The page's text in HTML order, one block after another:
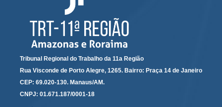
Ação Trabalhista (Atermação)
Atermação On-line - Interior de Roraima
Atermação On-line - Interior do Amazonas
Agendamento de Reclamação Verbal
Glossário
Consulta de Pautas
Tribunal Regional do Trabalho da 11a Região
Rua Visconde de Porto Alegre, 1265. Bairro: Praça 14 de Janeiro
CEP: 69.020-130. Manaus/AM.
CNPJ: 01.671.187/0001-18